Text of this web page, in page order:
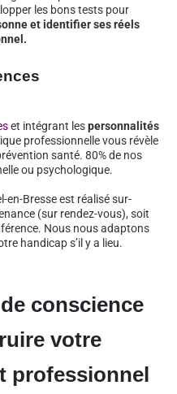
les bons tests pour
et identifier ses réels
et intégrant lespersonnalités
professionnelle vous révèle
santé. 80% de nos
ou psychologique.
en-Bresse est réalisé sur-
(sur rendez-vous), soit
Nous nous adaptons
handicap s’il y a lieu.
conscience
votre
professionnel